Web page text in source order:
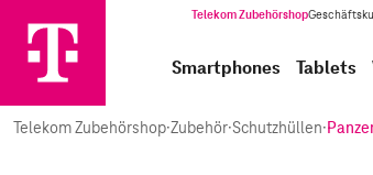
Telekom Zubehörshop(Wird in
Smartphones Tablets
Telekom Zubehörshop·Zubehör·Schutzhüllen·